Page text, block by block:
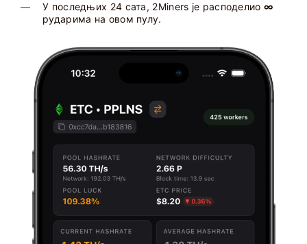
У последњих 24 сата, 2Miners је расподелио ∞
рударима на овом пулу.